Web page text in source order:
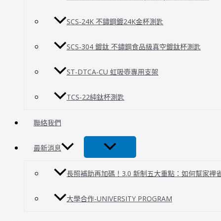
SCS-24K 不鏽鋼鍍24K金杯測匙
SCS-304 鍍鈦 不鏽鋼食品級真空鍍鈦杯測匙
ST-DTCA-CU 虹吸壺專用支架
TCS-22純鈦杯測匙
聯絡我們
最新消息
長照補助再加碼！3.0 新制五大重點：如何幫家裡
大學合作-UNIVERSITY PROGRAM